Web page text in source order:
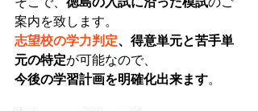
案内を致します。
志望校の学力判定、得意単元と苦手単
元の特定が可能なので、
今後の学習計画を明確化出来ます。